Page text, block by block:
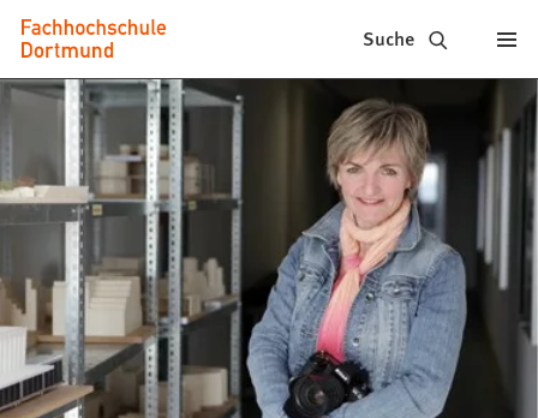
Inhalt anspringen
Fachhochschule
Dortmund
Studium,
Studiengänge,
Bewerbung
Suche